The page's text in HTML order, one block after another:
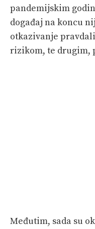
pandemijskim
događaj na koncu
otkazivanje
rizikom, te drugim,
Međutim, sada su